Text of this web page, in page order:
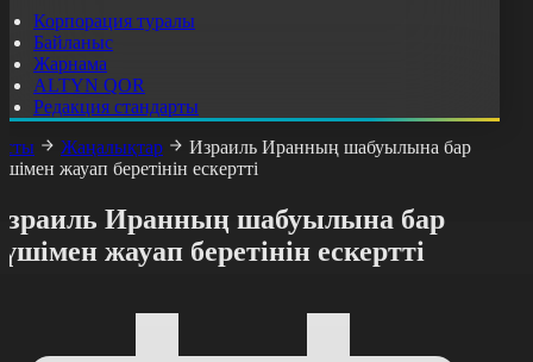
Корпорация туралы
Байланыс
Жарнама
ALTYN QOR
Редакция стандарты
Жаңалықтар
Израиль Иранның шабуылына бар
жауап беретінін ескертті
Иранның шабуылына бар
жауап беретінін ескертті